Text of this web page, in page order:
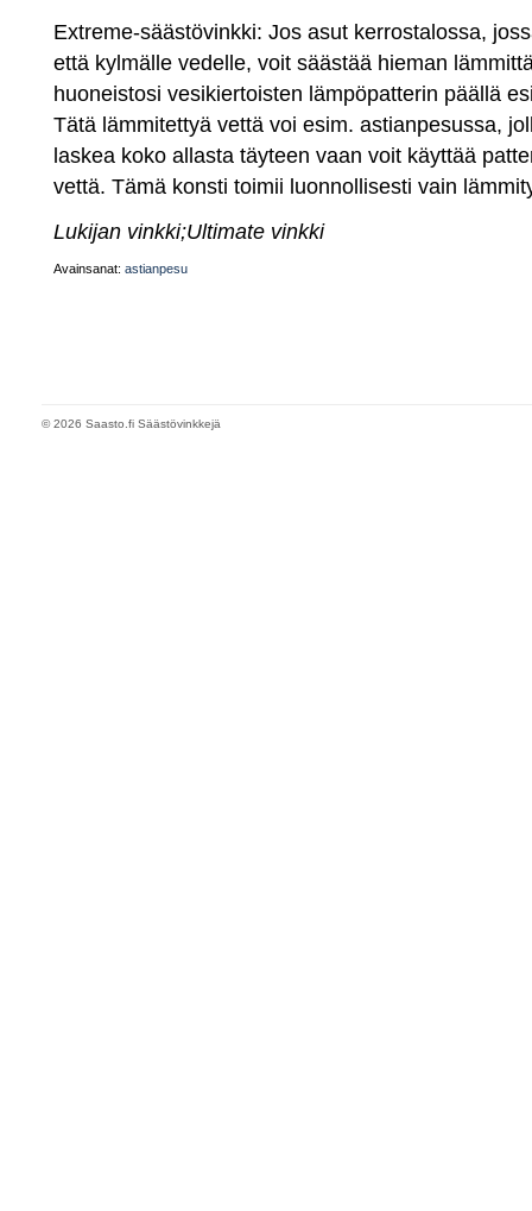
Extreme-säästövinkki: Jos asut kerrostalossa,
että kylmälle vedelle, voit säästää hieman
huoneistosi vesikiertoisten lämpöpatterin päällä
Tätä lämmitettyä vettä voi esim. astianpesussa,
laskea koko allasta täyteen vaan voit käyttää
vettä. Tämä konsti toimii luonnollisesti vain
Lukijan vinkki;Ultimate vinkki
Avainsanat: astianpesu
© 2026 Saasto.fi Säästövinkkejä